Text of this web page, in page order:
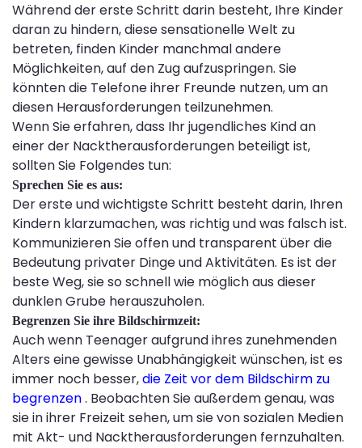
Während der erste Schritt darin besteht, Ihre Kinder
daran zu hindern, diese sensationelle Welt zu
betreten, finden Kinder manchmal andere
Möglichkeiten, auf den Zug aufzuspringen. Sie
könnten die Telefone ihrer Freunde nutzen, um an
diesen Herausforderungen teilzunehmen.
Wenn Sie erfahren, dass Ihr jugendliches Kind an
einer der Nacktherausforderungen beteiligt ist,
sollten Sie Folgendes tun:
Sprechen Sie es aus:
Der erste und wichtigste Schritt besteht darin, Ihren
Kindern klarzumachen, was richtig und was falsch ist.
Kommunizieren Sie offen und transparent über die
Bedeutung privater Dinge und Aktivitäten. Es ist der
beste Weg, sie so schnell wie möglich aus dieser
dunklen Grube herauszuholen.
Begrenzen Sie ihre Bildschirmzeit:
Auch wenn Teenager aufgrund ihres zunehmenden
Alters eine gewisse Unabhängigkeit wünschen, ist es
immer noch besser,die Zeit vor dem Bildschirm zu
begrenzen. Beobachten Sie außerdem genau, was
sie in ihrer Freizeit sehen, um sie von sozialen Medien
mit Akt- und Nacktherausforderungen fernzuhalten.